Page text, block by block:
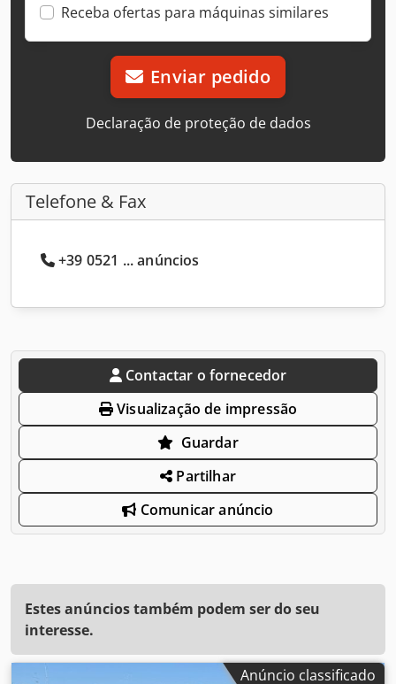
Receba ofertas para máquinas similares
Enviar pedido
Declaração de proteção de dados
Telefone & Fax
+39 0521 ... anúncios
Contactar o fornecedor
Visualização de impressão
Guardar
Partilhar
Comunicar anúncio
Estes anúncios também podem ser do seu
interesse.
Anúncio classificado